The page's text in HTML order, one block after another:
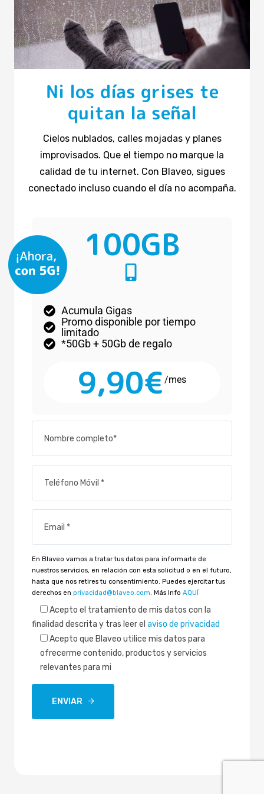
Ni los días grises te
quitan la señal
Cielos nublados, calles mojadas y planes
improvisados. Que el tiempo no marque la
calidad de tu internet. Con Blaveo, sigues
conectado incluso cuando el día no acompaña.
100GB
Acumula Gigas
Promo disponible por tiempo
limitado
*50Gb + 50Gb de regalo
9,90€ /mes
En Blaveo vamos a tratar tus datos para informarte de
nuestros servicios, en relación con esta solicitud o en el futuro,
hasta que nos retires tu consentimiento. Puedes ejercitar tus
derechos en privacidad@blaveo.com. Más Info AQUÍ
Acepto el tratamiento de mis datos con la
finalidad descrita y tras leer el aviso de privacidad
Acepto que Blaveo utilice mis datos para
ofrecerme contenido, productos y servicios
relevantes para mi
ENVIAR